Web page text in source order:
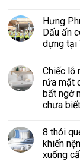
Hưng
Dấu ấn
dựng tại
Chiếc lỗ
rửa mặt
bất ngờ
chưa biết
8 thói
khiến
xuống